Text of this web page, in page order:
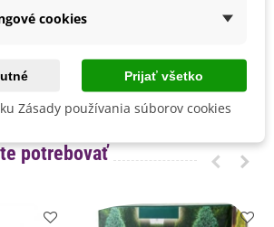
pravidelnáv čase, keď je substrát už
SemenaOnline
Trvalky
Nie
potrebovať
cookies
Prijať všetko
Zásady používania súborov cookies